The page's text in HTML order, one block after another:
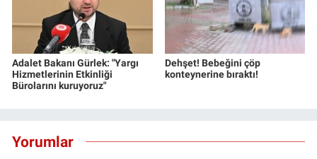
Adalet Bakanı Gürlek: "Yargı
Hizmetlerinin Etkinliği
Bürolarını kuruyoruz"
Dehşet! Bebeğini çöp
konteynerine bıraktı!
Yorumlar